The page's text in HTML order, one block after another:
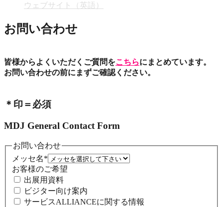
ウェブサイト（英語）
お問い合わせ
皆様からよくいただくご質問をこちらにまとめています。
お問い合わせの前にまずご確認ください。
＊印＝必須
MDJ General Contact Form
お問い合わせ
メッセ名*
お客様のご希望
出展用資料
ビジター向け案内
サービスALLIANCEに関する情報